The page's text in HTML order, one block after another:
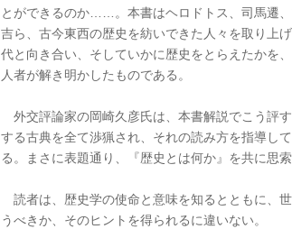
とができるのか……。本書はヘロドトス、司馬遷
吉ら、古今東西の歴史を紡いできた人々を取り上
代と向き合い、そしていかに歴史をとらえたかを
人者が解き明かしたものである。
外交評論家の岡崎久彦氏は、本書解説でこう評
する古典を全て渉猟され、それの読み方を指導し
る。まさに表題通り、『歴史とは何か』を共に思索
読者は、歴史学の使命と意味を知るとともに、
うべきか、そのヒントを得られるに違いない。